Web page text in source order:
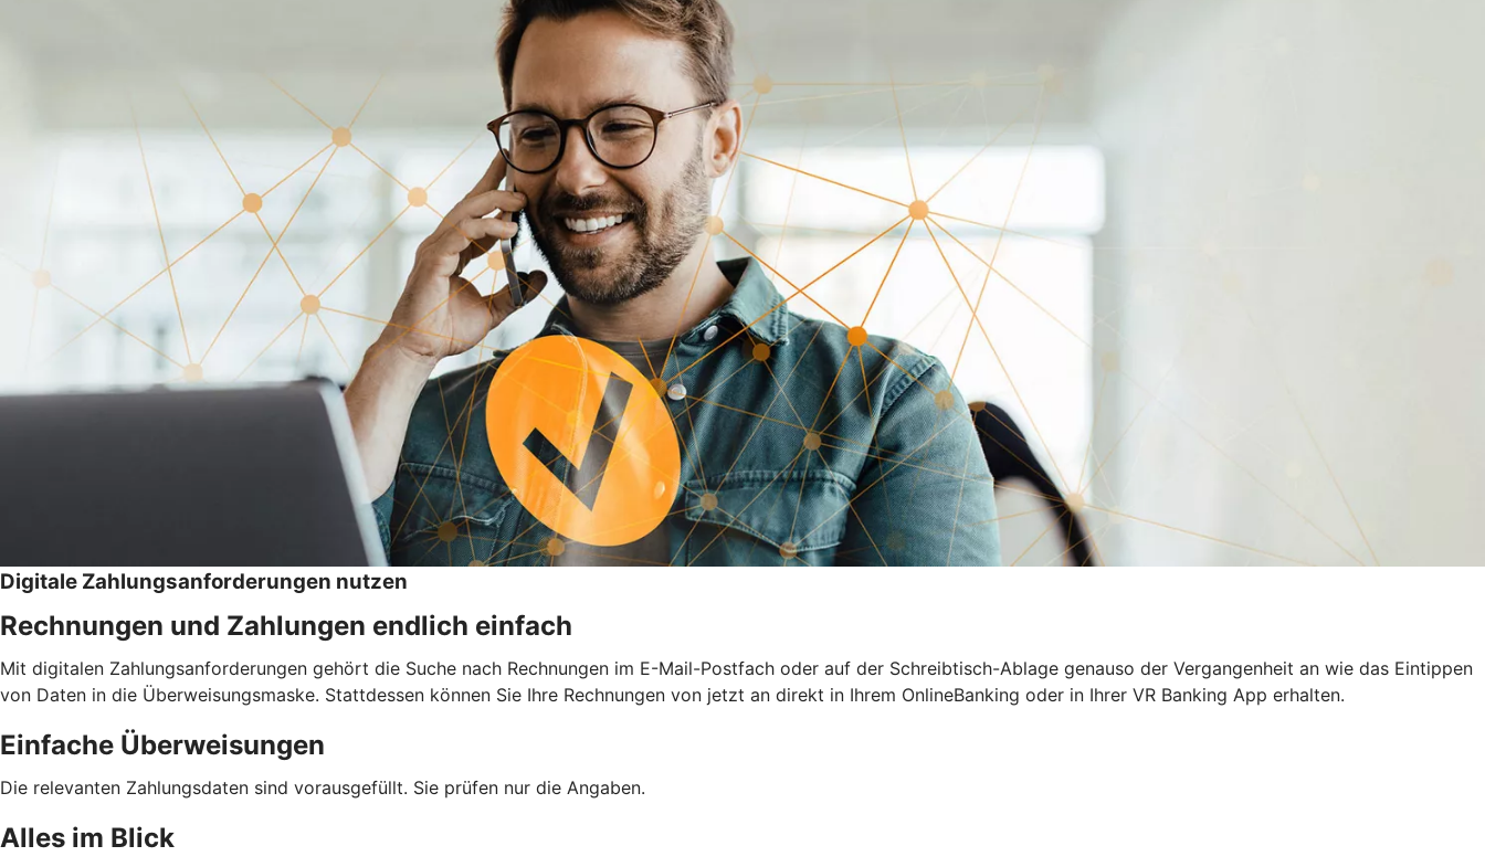
Digitale Zahlungsanforderungen nutzen
Rechnungen und Zahlungen endlich einfach
Mit digitalen Zahlungsanforderungen gehört die Suche nach Rechnungen im E-Mail-Postfach oder auf der Schreibtisch-Ablage genauso der Vergangenheit an wie das Eintippen
von Daten in die Überweisungsmaske. Stattdessen können Sie Ihre Rechnungen von jetzt an direkt in Ihrem OnlineBanking oder in Ihrer VR Banking App erhalten.
Einfache Überweisungen
Die relevanten Zahlungsdaten sind vorausgefüllt. Sie prüfen nur die Angaben.
Alles im Blick